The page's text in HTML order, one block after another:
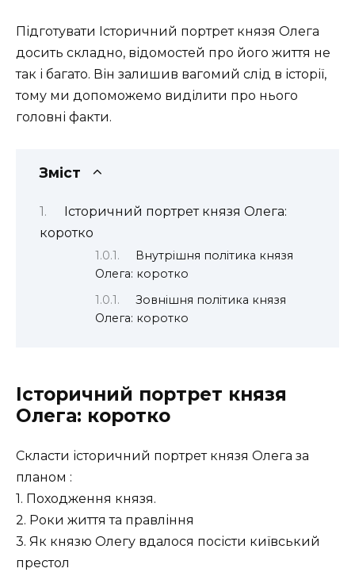
Підготувати Історичний портрет князя Олега
досить складно, відомостей про його життя не
так і багато. Він залишив вагомий слід в історії,
тому ми допоможемо виділити про нього
головні факти.
Зміст
Історичний портрет князя Олега:
коротко
Внутрішня політика князя
Олега: коротко
Зовнішня політика князя
Олега: коротко
Історичний портрет князя
Олега: коротко
Скласти історичний портрет князя Олега за
планом :
1. Походження князя.
2. Роки життя та правління
3. Як князю Олегу вдалося посісти київський
престол